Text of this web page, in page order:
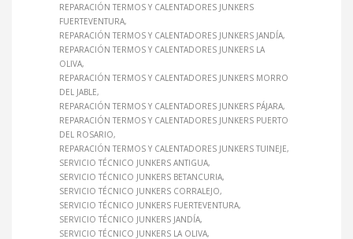
REPARACIÓN TERMOS Y CALENTADORES JUNKERS
FUERTEVENTURA
REPARACIÓN TERMOS Y CALENTADORES JUNKERS JANDÍA
REPARACIÓN TERMOS Y CALENTADORES JUNKERS LA
OLIVA
REPARACIÓN TERMOS Y CALENTADORES JUNKERS MORRO
DEL JABLE
REPARACIÓN TERMOS Y CALENTADORES JUNKERS PÁJARA
REPARACIÓN TERMOS Y CALENTADORES JUNKERS PUERTO
DEL ROSARIO
REPARACIÓN TERMOS Y CALENTADORES JUNKERS TUINEJE
SERVICIO TÉCNICO JUNKERS ANTIGUA
SERVICIO TÉCNICO JUNKERS BETANCURIA
SERVICIO TÉCNICO JUNKERS CORRALEJO
SERVICIO TÉCNICO JUNKERS FUERTEVENTURA
SERVICIO TÉCNICO JUNKERS JANDÍA
SERVICIO TÉCNICO JUNKERS LA OLIVA